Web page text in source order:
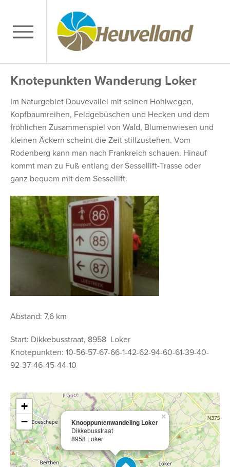
Knotepunkten Wanderung Loker
Im Naturgebiet Douvevallei mit seinen Hohlwegen,
Kopfbaumreihen, Feldgebüschen und Hecken und dem
fröhlichen Zusammenspiel von Wald, Blumenwiesen und
kleinen Äckern scheint die Zeit stillzustehen. Vom
Rodenberg kann man nach Frankreich schauen. Hinauf
kommt man zu Fuß entlang der Sessellift-Trasse oder
ganz bequem mit dem Sessellift.
Abstand: 7,6 km
Start: Dikkebusstraat, 8958 Loker
Knotepunkten: 10-56-57-67-66-1-42-62-94-60-61-39-40-
92-37-46-45-44-10
Knooppuntenwandeling Loker
Dikkebusstraat
8958 Loker
×
+
−